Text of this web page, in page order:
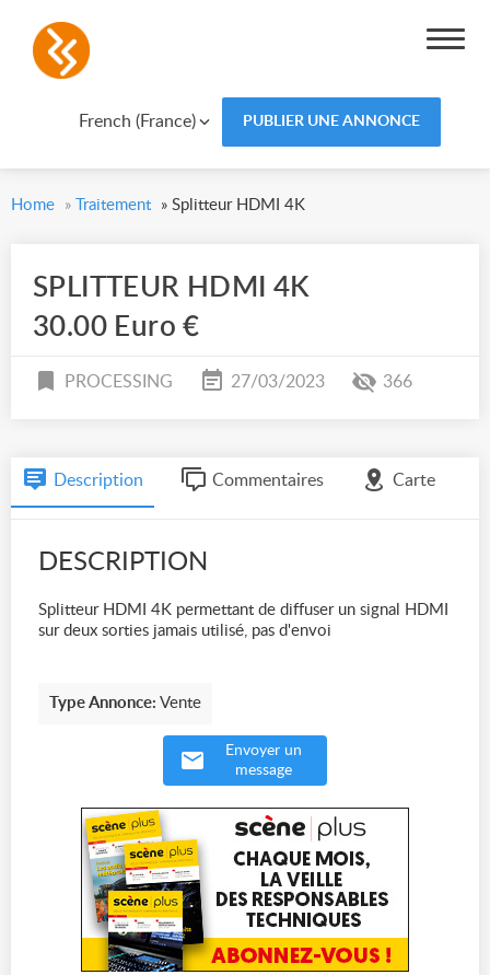
French (France) PUBLIER UNE ANNONCE
Home » Traitement » Splitteur HDMI 4K
SPLITTEUR HDMI 4K
30.00 Euro €
PROCESSING 27/03/2023 366
Description Commentaires Carte
DESCRIPTION
Splitteur HDMI 4K permettant de diffuser un signal HDMI
sur deux sorties jamais utilisé, pas d'envoi
Type Annonce: Vente
Envoyer un
message